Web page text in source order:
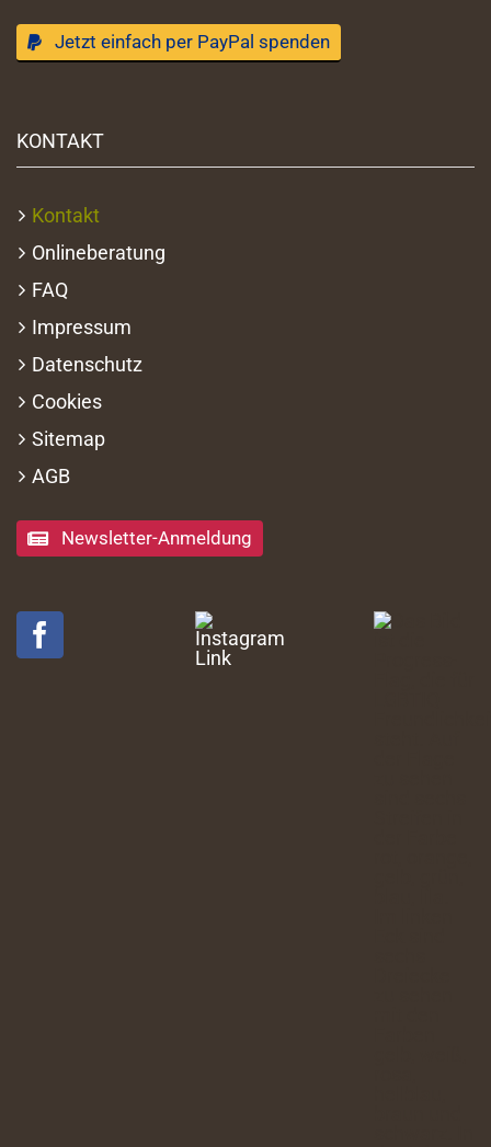
Jetzt einfach per PayPal spenden
KONTAKT
Kontakt
Onlineberatung
FAQ
Impressum
Datenschutz
Cookies
Sitemap
AGB
Newsletter-Anmeldung